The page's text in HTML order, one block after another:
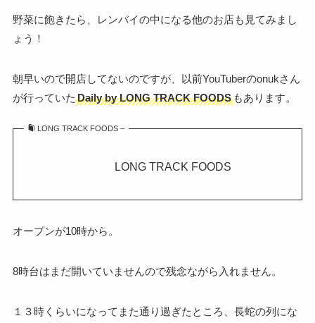
野菜に飽きたら、レンバイの中になる他のお店も見てみまし
ょう！
朝早いので開店してないのですが、以前YouTuberのonukさん
が行っていた Daily by LONG TRACK FOODSもあります。
LONG TRACK FOODS –
LONG TRACK FOODS
オープンが10時から。
8時台はまだ開いていませんので残念ながら入れません。
１３時くらいになってまた通り過ぎたところ、長蛇の列にな